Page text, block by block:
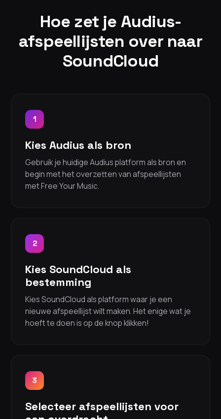
Hoe zet je Audius-
afspeellijsten over naar
SoundCloud
1
Kies Audius als bron
Gebruik je huidige Audius platform als bron en
begin met het overzetten van afspeellijsten
met Free Your Music.
2
Kies SoundCloud als
bestemming
Kies SoundCloud als platform waar je een
nieuwe afspeellijst wilt maken. Het enige wat je
hoeft te doen is op de knop klikken!
3
Selecteer afspeellijsten voor